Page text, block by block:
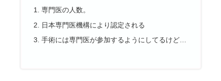
専門医の人数。
日本専門医機構により認定される
手術には専門医が参加するようにしてるけど…